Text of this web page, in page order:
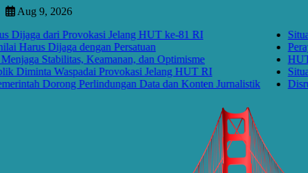
Skip
content
Aug 9, 2026
dari Provokasi Jelang HUT ke-81 RI
Dijaga dengan Persatuan
Keamanan, dan Optimisme
Waspadai Provokasi Jelang HUT RI
Dorong Perlindungan Data dan Konten Jurnalistik
Situasi
Perayaan
HUT RI
Situasi
Disrupsi AI